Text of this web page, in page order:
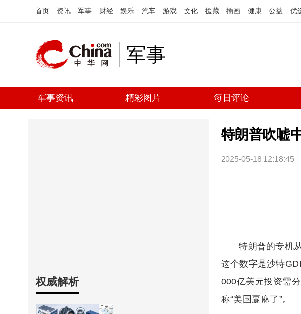
首页 资讯 军事 财经 娱乐 汽车 游戏 文化 援藏 插画 健康 公益 优
军事
军事资讯 精彩图片 每日评论
权威解析
特朗普吹嘘
2025-05-18 12:18:45
特朗普的专机
这个数字是沙特
000亿美元投资需
称“美国赢麻了”。